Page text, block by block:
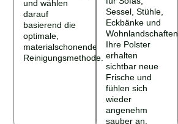
darauf
basierend die
optimale,
materialschonende
Reinigungsmethode.
Sessel, Stühle,
Eckbänke und
Wohnlandschaften.
Ihre Polster
erhalten
sichtbar neue
Frische und
fühlen sich
wieder
angenehm
sauber an.